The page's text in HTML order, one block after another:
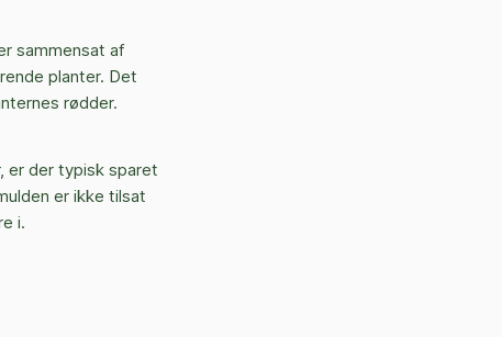
sammensat af
planter. Det
rødder.
er der typisk sparet
er ikke tilsat
i.